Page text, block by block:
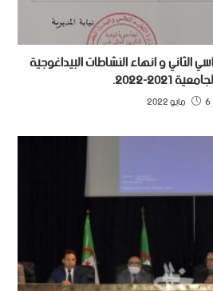
الثاني و انهاء النشاطات البيداغوجية
2021-2022.
6 مايو 2022